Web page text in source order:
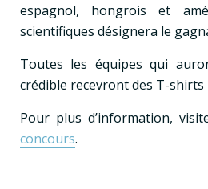
espagnol, hongrois et
scientifiques désignera le
Toutes les équipes qui
crédible recevront des T-shirts
Pour plus d’information,
concours.